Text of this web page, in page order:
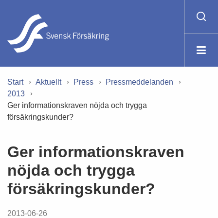
Start Aktuellt Press
Pressmeddelanden
2013
Ger informationskraven nöjda och trygga
försäkringskunder?
Ger informationskraven
nöjda och trygga
försäkringskunder?
2013-06-26